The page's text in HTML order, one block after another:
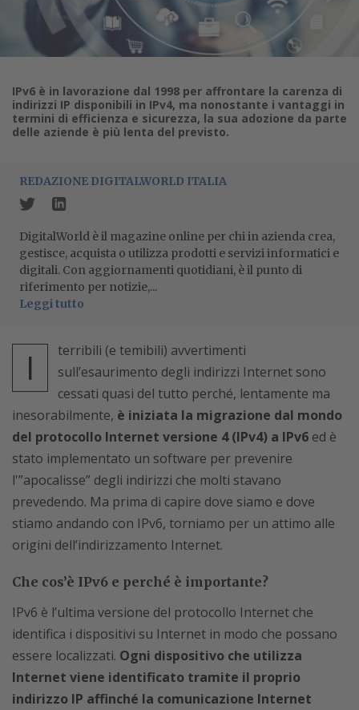
IPv6 è in lavorazione dal 1998 per affrontare la carenza di
indirizzi IP disponibili in IPv4, ma nonostante i vantaggi in
termini di efficienza e sicurezza, la sua adozione da parte
delle aziende è più lenta del previsto.
REDAZIONE DIGITALWORLD ITALIA
DigitalWorld è il magazine online per chi in azienda crea,
gestisce, acquista o utilizza prodotti e servizi informatici e
digitali. Con aggiornamenti quotidiani, è il punto di
riferimento per notizie,...
Leggi tutto
I
terribili (e temibili) avvertimenti
sull’esaurimento degli indirizzi Internet sono
cessati quasi del tutto perché, lentamente ma
inesorabilmente, è iniziata la migrazione dal mondo
del protocollo Internet versione 4 (IPv4) a IPv6 ed è
stato implementato un software per prevenire
l'”apocalisse” degli indirizzi che molti stavano
prevedendo. Ma prima di capire dove siamo e dove
stiamo andando con IPv6, torniamo per un attimo alle
origini dell’indirizzamento Internet.
Che cos’è IPv6 e perché è importante?
IPv6 è l’ultima versione del protocollo Internet che
identifica i dispositivi su Internet in modo che possano
essere localizzati. Ogni dispositivo che utilizza
Internet viene identificato tramite il proprio
indirizzo IP affinché la comunicazione Internet